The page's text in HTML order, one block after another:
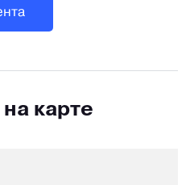
карте